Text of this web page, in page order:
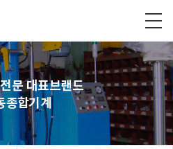
문 대표브랜드
종합기계